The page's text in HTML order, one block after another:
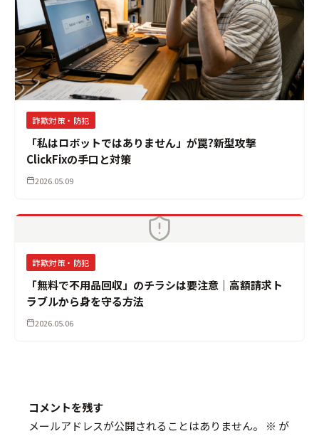
詐欺対策・防犯
「私はロボットではありません」が罠?新型攻撃
ClickFixの手口と対策
2026.05.09
詐欺対策・防犯
「無料で不用品回収」のチラシは要注意｜高額請求ト
ラブルから身を守る方法
2026.05.06
コメントを残す
メールアドレスが公開されることはありません。
※ が